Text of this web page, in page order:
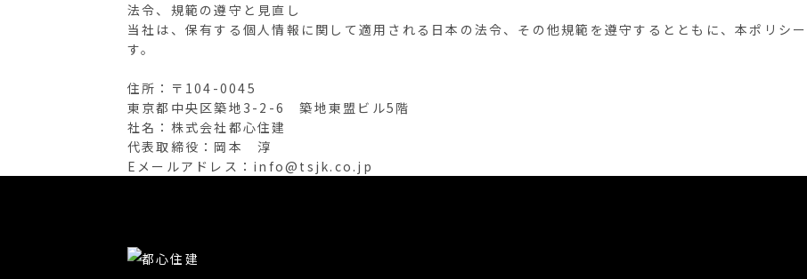
法令、規範の遵守と見直し
当社は、保有する個人情報に関して適用される日本の法令、その他規範を遵守するとともに、本ポリシ
す。
住所：〒104-0045
東京都中央区築地3-2-6 築地東盟ビル5階
社名：株式会社都心住建
代表取締役：岡本 淳
Eメールアドレス：info@tsjk.co.jp